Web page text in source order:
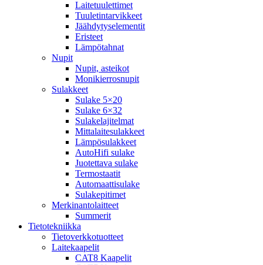
Laitetuulettimet
Tuuletintarvikkeet
Jäähdytyselementit
Eristeet
Lämpötahnat
Nupit
Nupit, asteikot
Monikierrosnupit
Sulakkeet
Sulake 5×20
Sulake 6×32
Sulakelajitelmat
Mittalaitesulakkeet
Lämpösulakkeet
AutoHifi sulake
Juotettava sulake
Termostaatit
Automaattisulake
Sulakepitimet
Merkinantolaitteet
Summerit
Tietotekniikka
Tietoverkkotuotteet
Laitekaapelit
CAT8 Kaapelit